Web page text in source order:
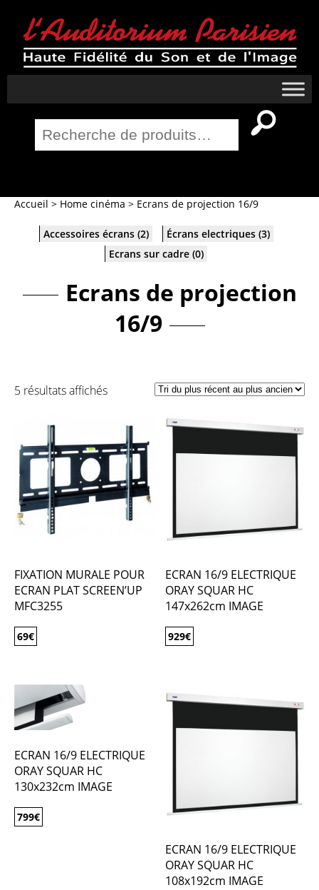
pour :
Accueil > Home cinéma > Ecrans de projection 16/9
Accessoires écrans (2) Écrans electriques (3)
Ecrans sur cadre (0)
Ecrans de projection
16/9
5 résultats affichés
FIXATION MURALE POUR
ECRAN PLAT SCREEN’UP
MFC3255
69€
ECRAN 16/9 ELECTRIQUE
ORAY SQUAR HC
147x262cm IMAGE
929€
ECRAN 16/9 ELECTRIQUE
ORAY SQUAR HC
130x232cm IMAGE
799€
ECRAN 16/9 ELECTRIQUE
ORAY SQUAR HC
108x192cm IMAGE